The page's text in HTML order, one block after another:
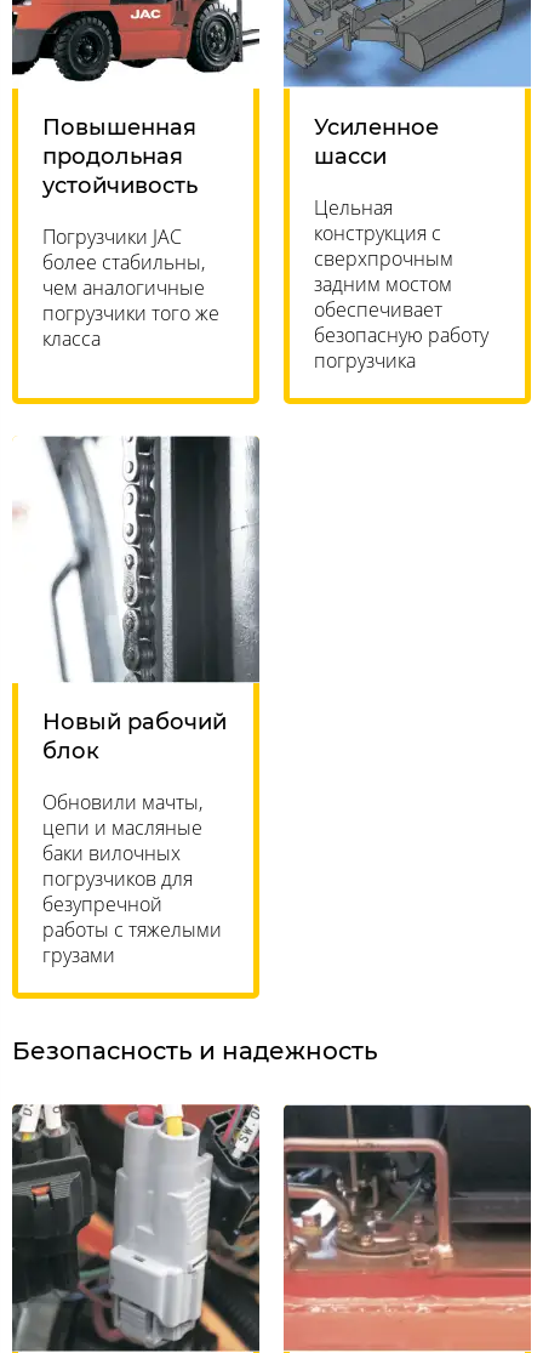
Повышенная
продольная
устойчивость
Погрузчики JAC
более стабильны,
чем аналогичные
погрузчики того же
класса
Усиленное
шасси
Цельная
конструкция с
сверхпрочным
задним мостом
обеспечивает
безопасную работу
погрузчика
Новый рабочий
блок
Обновили мачты,
цепи и масляные
баки вилочных
погрузчиков для
безупречной
работы с тяжелыми
грузами
Безопасность и надежность